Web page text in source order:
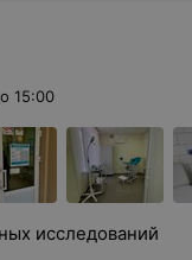
15:00
исследований